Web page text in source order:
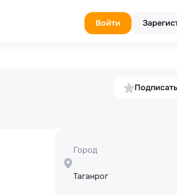
Войти
Город
Таганрог